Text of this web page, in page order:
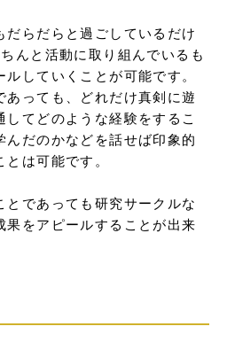
らだらと過ごしているだけ
んと活動に取り組んでいるも
していくことが可能です。
あっても、どれだけ真剣に遊
てどのような経験をするこ
んだのかなどを話せば印象的
は可能です。
であっても研究サークルな
果をアピールすることが出来